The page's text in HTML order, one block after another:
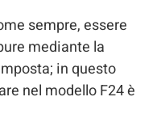
sempre, essere
mediante la
in questo
nel modello F24 è